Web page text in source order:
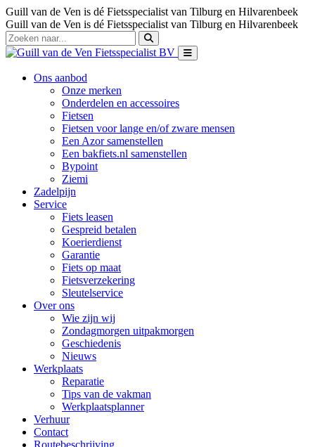
Guill van de Ven is dé Fietsspecialist van Tilburg en Hilvarenbeek
Guill van de Ven is dé Fietsspecialist van Tilburg en Hilvarenbeek
Ons aanbod
Onze merken
Onderdelen en accessoires
Fietsen
Fietsen voor lange en/of zware mensen
Een Azor samenstellen
Een bakfiets.nl samenstellen
Bypoint
Ziemi
Zadelpijn
Service
Fiets leasen
Gespreid betalen
Koerierdienst
Garantie
Fiets op maat
Fietsverzekering
Sleutelservice
Over ons
Wie zijn wij
Zondagmorgen uitpakmorgen
Geschiedenis
Nieuws
Werkplaats
Reparatie
Tips van de vakman
Werkplaatsplanner
Verhuur
Contact
Routebeschrijving